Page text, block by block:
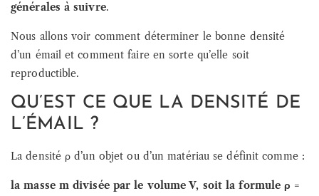
générales à suivre.
Nous allons voir comment déterminer le bonne densité
d’un émail et comment faire en sorte qu’elle soit
reproductible.
QU’EST CE QUE LA DENSITÉ DE
L’ÉMAIL ?
La densité ρ d’un objet ou d’un matériau se définit comme :
la masse m divisée par le volume V, soit la formule ρ =